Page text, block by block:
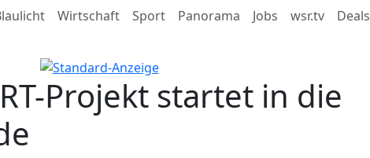
Wirtschaft Sport Panorama Jobs wsr.tv
Deals
Projekt startet in die